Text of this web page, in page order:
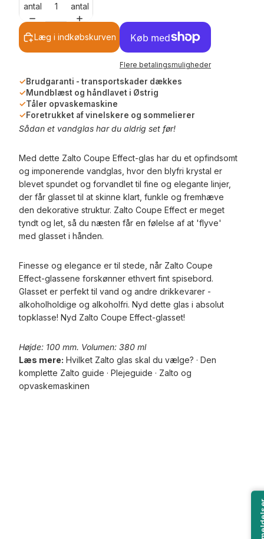
antal
antal
Læg i indkøbskurven
Flere betalingsmuligheder
✓Brudgaranti - transportskader dækkes
✓Mundblæst og håndlavet i Østrig
✓Tåler opvaskemaskine
✓Foretrukket af vinelskere og sommelierer
Sådan et vandglas har du aldrig set før!
Med dette Zalto Coupe Effect-glas har du et opfindsomt
og imponerende vandglas, hvor den blyfri krystal er
blevet spundet og forvandlet til fine og elegante linjer,
der får glasset til at skinne klart, funkle og fremhæve
den dekorative struktur. Zalto Coupe Effect er meget
tyndt og let, så du næsten får en følelse af at 'flyve'
med glasset i hånden.
Finesse og elegance er til stede, når Zalto Coupe
Effect-glassene forskønner ethvert fint spisebord.
Glasset er perfekt til vand og andre drikkevarer -
alkoholholdige og alkoholfri. Nyd dette glas i absolut
topklasse! Nyd Zalto Coupe Effect-glasset!
Højde: 100 mm. Volumen: 380 ml
Læs mere: Hvilket Zalto glas skal du vælge? · Den
komplette Zalto guide · Plejeguide · Zalto og
opvaskemaskinen